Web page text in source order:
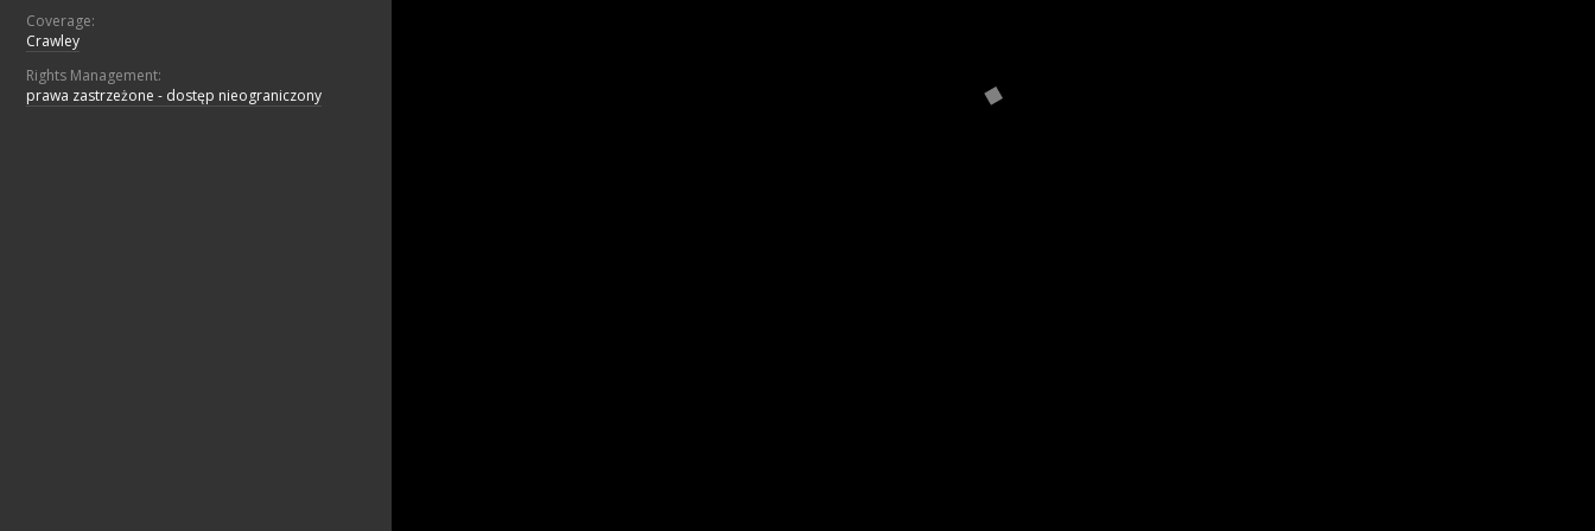
Coverage:
Crawley
Rights Management:
prawa zastrzeżone - dostęp nieograniczony